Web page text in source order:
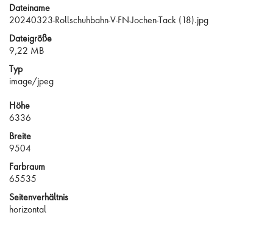
Dateiname
20240323-Rollschuhbahn-V-FN-Jochen-Tack (18).jpg
Dateigröße
9,22 MB
Typ
image/jpeg
Höhe
6336
Breite
9504
Farbraum
65535
Seitenverhältnis
horizontal